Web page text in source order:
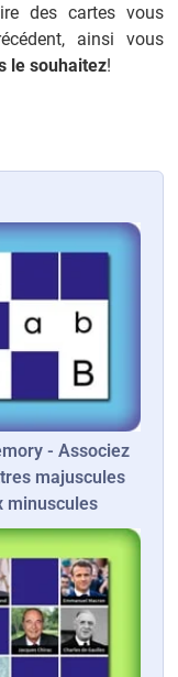
des cartes vous
ainsi vous
le souhaitez!
- Associez
majuscules
minuscules